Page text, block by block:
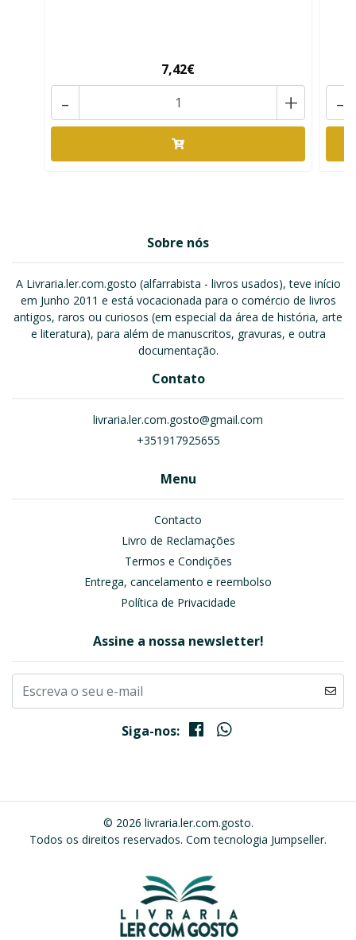
7,42€
+
- -
Sobre nós
A Livraria.ler.com.gosto (alfarrabista - livros usados), teve início
em Junho 2011 e está vocacionada para o comércio de livros
antigos, raros ou curiosos (em especial da área de história, arte
e literatura), para além de manuscritos, gravuras, e outra
documentação.
Contato
livraria.ler.com.gosto@gmail.com
+351917925655
Menu
Contacto
Livro de Reclamações
Termos e Condições
Entrega, cancelamento e reembolso
Política de Privacidade
Assine a nossa newsletter!
Siga-nos:
© 2026 livraria.ler.com.gosto.
Todos os direitos reservados. Com tecnologia Jumpseller.